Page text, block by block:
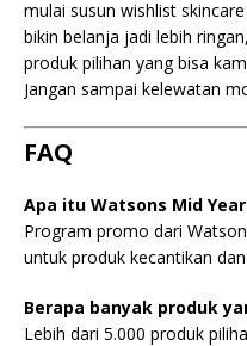
mulai susun wishlist
bikin belanja jadi lebih
produk pilihan yang bisa
Jangan sampai kelewatan
FAQ
Apa itu Watsons Mid Year
Program promo dari
untuk produk kecantikan
Berapa banyak produk
Lebih dari 5.000 produk